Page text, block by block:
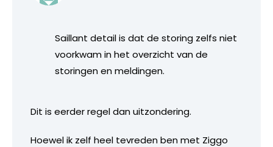
Saillant detail is dat de storing zelfs niet
voorkwam in het overzicht van de
storingen en meldingen.
Dit is eerder regel dan uitzondering.
Hoewel ik zelf heel tevreden ben met Ziggo